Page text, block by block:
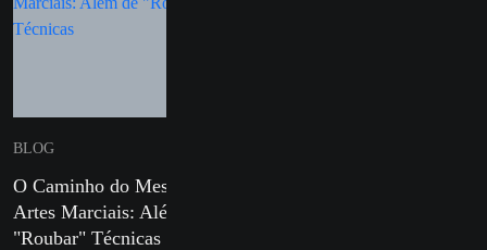
BLOG
O Caminho do Mestre em
Artes Marciais: Além de
"Roubar" Técnicas